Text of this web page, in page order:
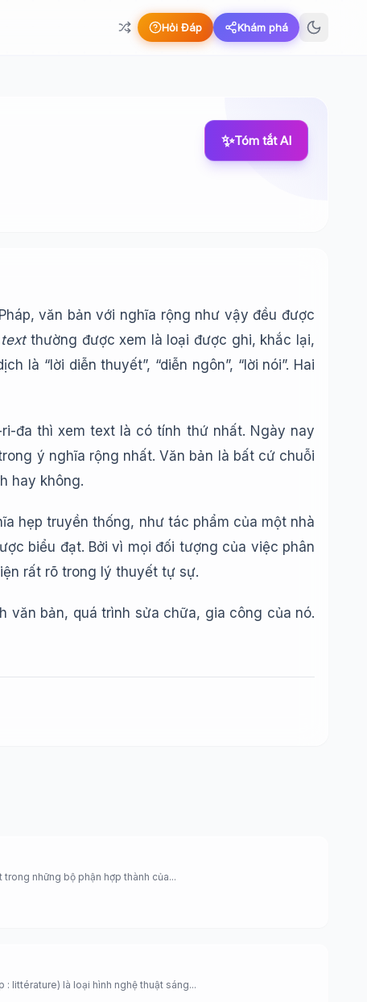
Hỏi Đáp Khám phá
✨Tóm tắt AI
văn bản với nghĩa rộng như vậy đều được
textthường được xem là loại được ghi, khắc lại,
là “lời diễn thuyết”, “diễn ngôn”, “lời nói”. Hai
đa thì xem text là có tính thứ nhất. Ngày nay
ý nghĩa rộng nhất. Văn bản là bất cứ chuỗi
hay không.
hẹp truyền thống, như tác phẩm của một nhà
biểu đạt. Bởi vì mọi đối tượng của việc phân
rất rõ trong lý thuyết tự sự.
bản, quá trình sửa chữa, gia công của nó.
trong những bộ phận hợp thành của...
: littérature) là loại hình nghệ thuật sáng...